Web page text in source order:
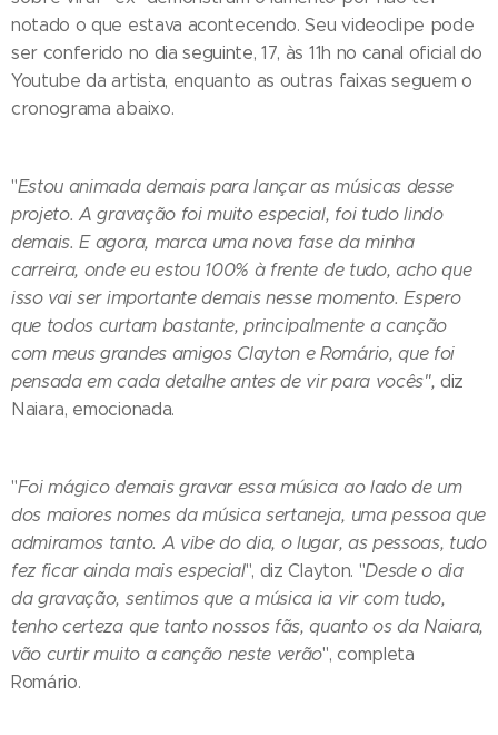
notado o que estava acontecendo. Seu videoclipe pode
ser conferido no dia seguinte, 17, às 11h no canal oficial do
Youtube da artista, enquanto as outras faixas seguem o
cronograma abaixo.
"Estou animada demais para lançar as músicas desse
projeto. A gravação foi muito especial, foi tudo lindo
demais. E agora, marca uma nova fase da minha
carreira, onde eu estou 100% à frente de tudo, acho que
isso vai ser importante demais nesse momento. Espero
que todos curtam bastante, principalmente a canção
com meus grandes amigos Clayton e Romário, que foi
pensada em cada detalhe antes de vir para vocês", diz
Naiara, emocionada.
"Foi mágico demais gravar essa música ao lado de um
dos maiores nomes da música sertaneja, uma pessoa que
admiramos tanto. A vibe do dia, o lugar, as pessoas, tudo
fez ficar ainda mais especial", diz Clayton. "Desde o dia
da gravação, sentimos que a música ia vir com tudo,
tenho certeza que tanto nossos fãs, quanto os da Naiara,
vão curtir muito a canção neste verão", completa
Romário.